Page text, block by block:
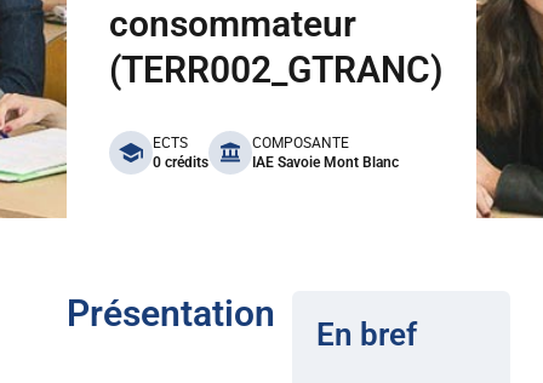
consommateur
(TERR002_GTRANC)
benefits
ECTS
0 crédits
COMPOSANTE
IAE Savoie Mont Blanc
Présentation En bref